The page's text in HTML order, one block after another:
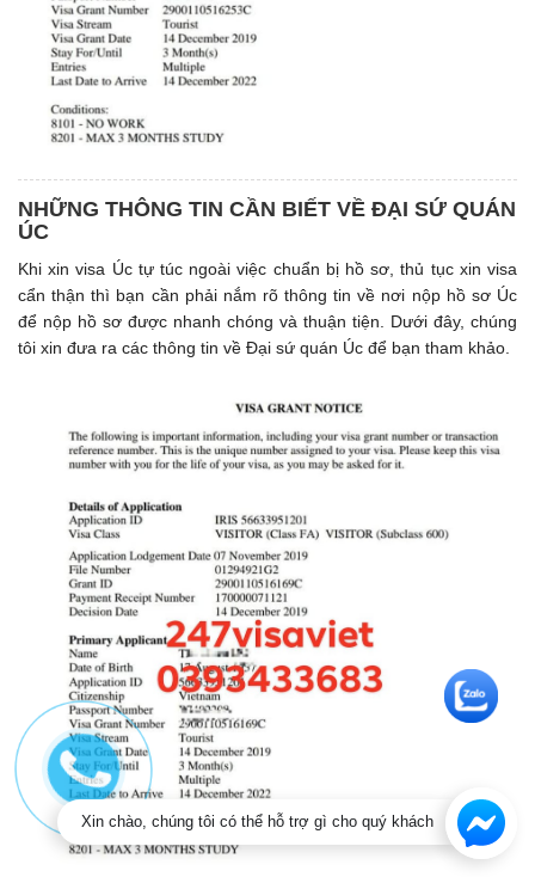
NHỮNG THÔNG TIN CẦN BIẾT VỀ ĐẠI SỨ QUÁN
ÚC
Khi xin visa Úc tự túc ngoài việc chuẩn bị hồ sơ, thủ tục xin visa
cẩn thận thì bạn cần phải nắm rõ thông tin về nơi nộp hồ sơ Úc
để nộp hồ sơ được nhanh chóng và thuận tiện. Dưới đây, chúng
tôi xin đưa ra các thông tin về Đại sứ quán Úc để bạn tham khảo.
Xin chào, chúng tôi có thể hỗ trợ gì cho quý khách